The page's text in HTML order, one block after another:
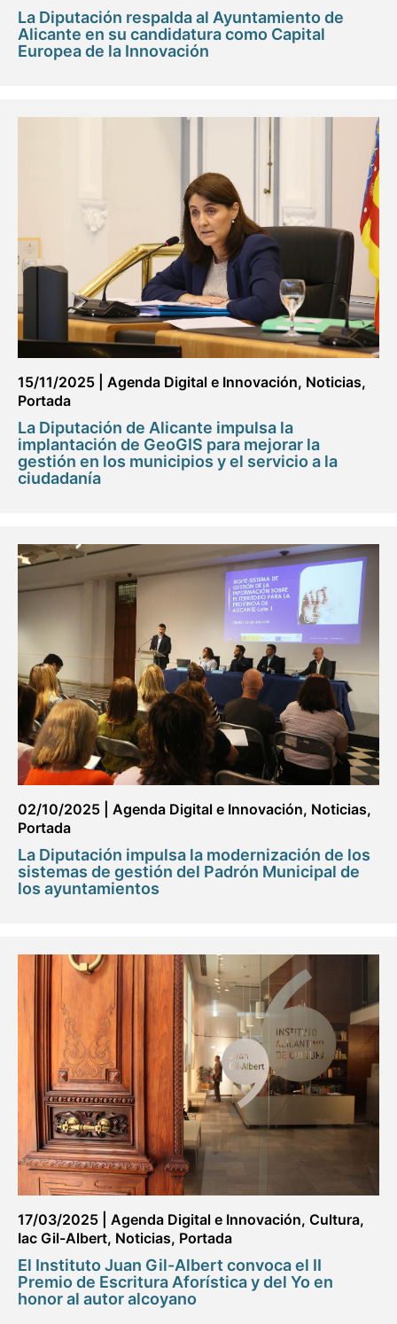
La Diputación respalda al Ayuntamiento de
Alicante en su candidatura como Capital
Europea de la Innovación
15/11/2025 Agenda Digital e Innovación, Noticias,
Portada
La Diputación de Alicante impulsa la
implantación de GeoGIS para mejorar la
gestión en los municipios y el servicio a la
ciudadanía
02/10/2025 Agenda Digital e Innovación, Noticias,
Portada
La Diputación impulsa la modernización de los
sistemas de gestión del Padrón Municipal de
los ayuntamientos
17/03/2025 Agenda Digital e Innovación, Cultura,
Iac Gil-Albert, Noticias, Portada
El Instituto Juan Gil-Albert convoca el II
Premio de Escritura Aforística y del Yo en
honor al autor alcoyano